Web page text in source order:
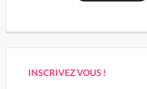
INSCRIVEZ VOUS !